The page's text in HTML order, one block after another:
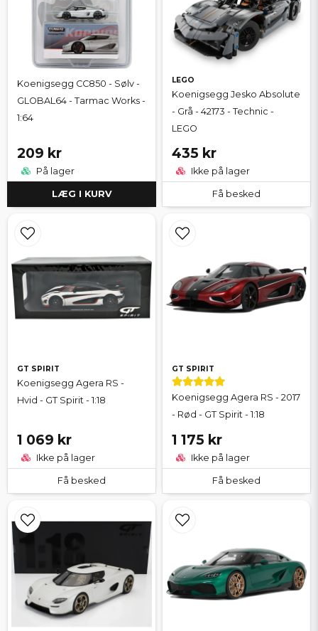
Koenigsegg CC850 - Sølv -
GLOBAL64 - Tarmac Works -
1:64
209 kr
På lager
LÆG I KURV
LEGO
Koenigsegg Jesko Absolute
- Grå - 42173 - Technic -
LEGO
435 kr
Ikke på lager
Få besked
GT SPIRIT
Koenigsegg Agera RS -
Hvid - GT Spirit - 1:18
1 069 kr
Ikke på lager
Få besked
GT SPIRIT
Koenigsegg Agera RS - 2017
- Rød - GT Spirit - 1:18
1 175 kr
Ikke på lager
Få besked